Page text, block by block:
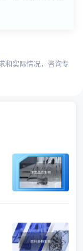
和实际情况，咨询专